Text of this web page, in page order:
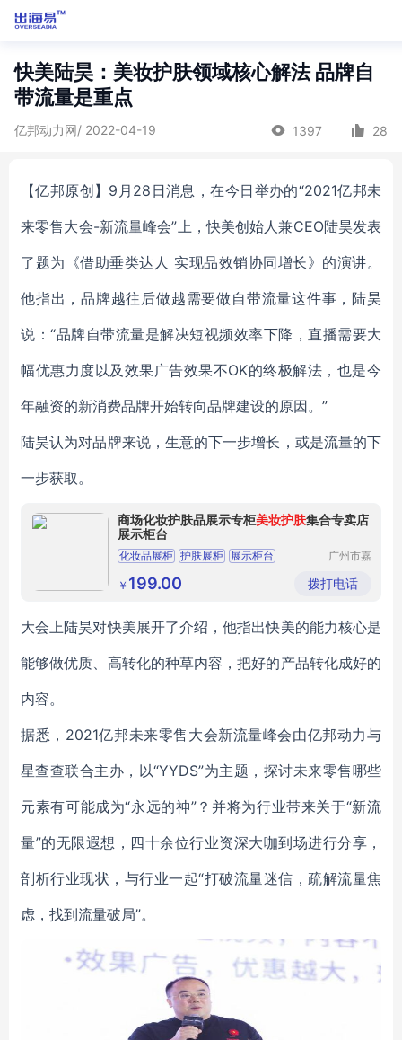
快美陆昊：美妆护肤领域核心解法 品牌自
带流量是重点
亿邦动力网/ 2022-04-19 1397 28
【亿邦原创】9月28日消息，在今日举办的“2021亿邦未
来零售大会-新流量峰会”上，快美创始人兼CEO陆昊发表
了题为《借助垂类达人 实现品效销协同增长》的演讲。
他指出，品牌越往后做越需要做自带流量这件事，陆昊
说：“品牌自带流量是解决短视频效率下降，直播需要大
幅优惠力度以及效果广告效果不OK的终极解法，也是今
年融资的新消费品牌开始转向品牌建设的原因。”
陆昊认为对品牌来说，生意的下一步增长，或是流量的下
一步获取。
商场化妆护肤品展示专柜美妆护肤集合专卖店
展示柜台
化妆品展柜 护肤展柜 展示柜台
化妆护肤品展柜
广州市嘉
示用品有
限公司
￥ 199.00 拨打电话
大会上陆昊对快美展开了介绍，他指出快美的能力核心是
能够做优质、高转化的种草内容，把好的产品转化成好的
内容。
据悉，2021亿邦未来零售大会新流量峰会由亿邦动力与
星查查联合主办，以“YYDS”为主题，探讨未来零售哪些
元素有可能成为“永远的神”？并将为行业带来关于“新流
量”的无限遐想，四十余位行业资深大咖到场进行分享，
剖析行业现状，与行业一起“打破流量迷信，疏解流量焦
虑，找到流量破局”。